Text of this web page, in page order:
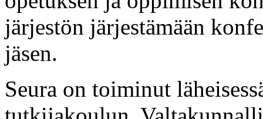
järjestön järjestämään
jäsen.
Seura on toiminut